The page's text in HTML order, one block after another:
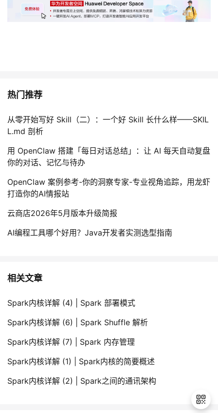
热门推荐
从零开始写好 Skill（二）：一个好 Skill 长什么样——SKIL
L.md 剖析
用 OpenClaw 搭建「每日对话总结」：让 AI 每天自动复盘
你的对话、记忆与待办
OpenClaw 案例参考-你的洞察专家-专业视角追踪，用龙虾
打造你的AI情报站
云商店2026年5月版本升级简报
AI编程工具哪个好用？Java开发者实测选型指南
相关文章
Spark内核详解 (4) | Spark 部署模式
Spark内核详解 (6) | Spark Shuffle 解析
Spark内核详解 (7) | Spark 内存管理
Spark内核详解 (1) | Spark内核的简要概述
Spark内核详解 (2) | Spark之间的通讯架构